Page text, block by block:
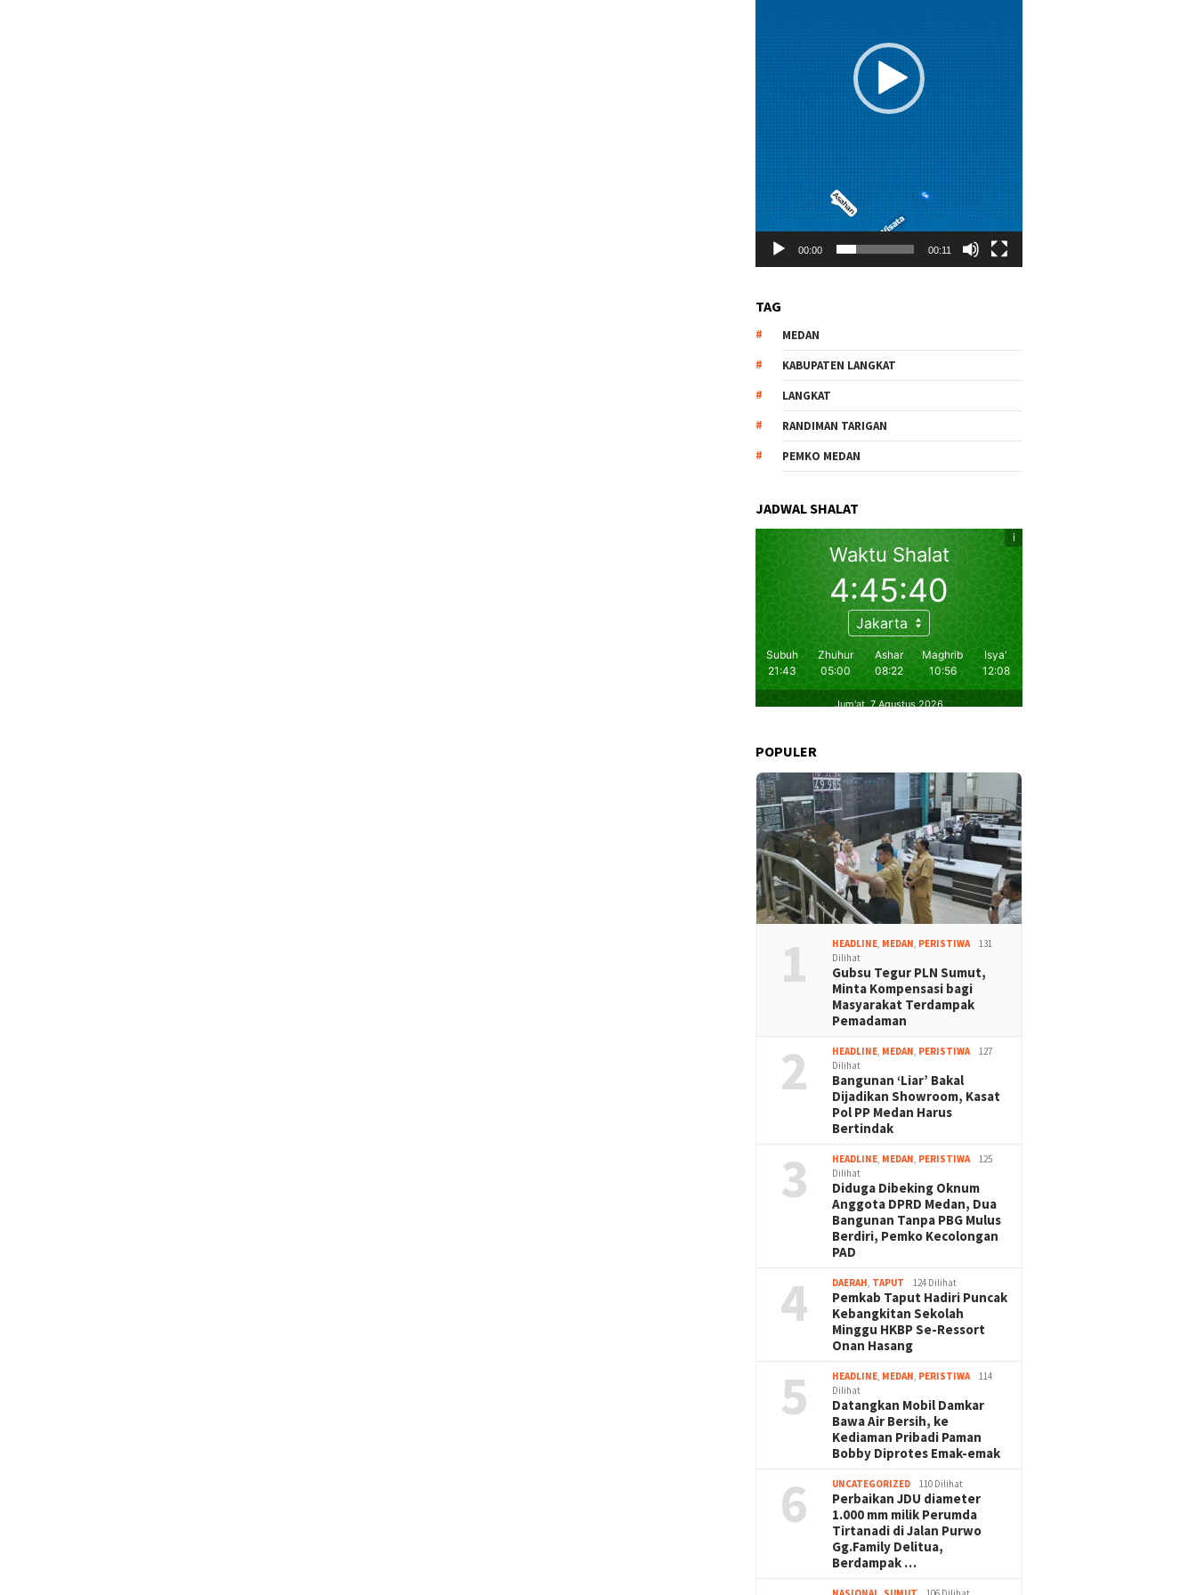
00:00 00:11
TAG
MEDAN
KABUPATEN LANGKAT
LANGKAT
RANDIMAN TARIGAN
PEMKO MEDAN
JADWAL SHALAT
POPULER
1 HEADLINE, MEDAN, PERISTIWA
131
Dilihat
Gubsu Tegur PLN Sumut,
Minta Kompensasi bagi
Masyarakat Terdampak
Pemadaman
2 HEADLINE, MEDAN, PERISTIWA
127
Dilihat
Bangunan ‘Liar’ Bakal
Dijadikan Showroom, Kasat
Pol PP Medan Harus
Bertindak
3 HEADLINE, MEDAN, PERISTIWA
125
Dilihat
Diduga Dibeking Oknum
Anggota DPRD Medan, Dua
Bangunan Tanpa PBG Mulus
Berdiri, Pemko Kecolongan
PAD
4 DAERAH, TAPUT 124 Dilihat
Pemkab Taput Hadiri Puncak
Kebangkitan Sekolah
Minggu HKBP Se-Ressort
Onan Hasang
5 HEADLINE, MEDAN, PERISTIWA
114
Dilihat
Datangkan Mobil Damkar
Bawa Air Bersih, ke
Kediaman Pribadi Paman
Bobby Diprotes Emak-emak
6 UNCATEGORIZED 110 Dilihat
Perbaikan JDU diameter
1.000 mm milik Perumda
Tirtanadi di Jalan Purwo
Gg.Family Delitua,
Berdampak …